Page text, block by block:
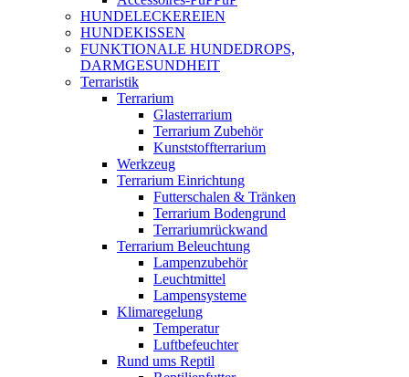
HUNDELECKEREIEN
HUNDEKISSEN
FUNKTIONALE HUNDEDROPS,
DARMGESUNDHEIT
Terraristik
Terrarium
Glasterrarium
Terrarium Zubehör
Kunststoffterrarium
Werkzeug
Terrarium Einrichtung
Futterschalen & Tränken
Terrarium Bodengrund
Terrariumrückwand
Terrarium Beleuchtung
Lampenzubehör
Leuchtmittel
Lampensysteme
Klimaregelung
Temperatur
Luftbefeuchter
Rund ums Reptil